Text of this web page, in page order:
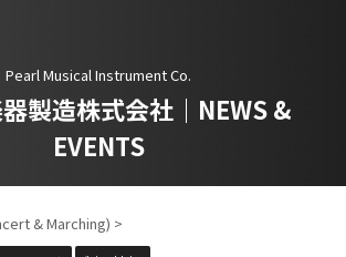
Pearl Musical Instrument Co.
製造株式会社｜NEWS &
EVENTS
& Marching) >